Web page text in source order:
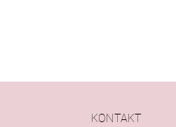
KONTAKT